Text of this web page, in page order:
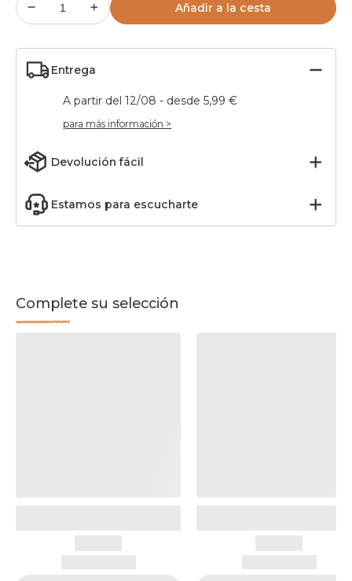
Añadir a la cesta
Entrega
A partir del 12/08 - desde 5,99 €
para más información >
Devolución fácil
Estamos para escucharte
Complete su selección